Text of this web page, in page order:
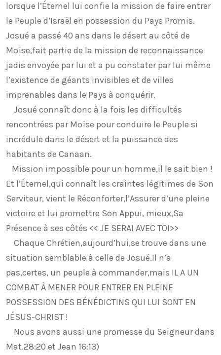
lorsque l’Éternel lui confie la mission de faire entrer
le Peuple d’Israël en possession du Pays Promis.
Josué a passé 40 ans dans le désert au côté de
Moïse,fait partie de la mission de reconnaissance
jadis envoyée par lui et a pu constater par lui même
l’existence de géants invisibles et de villes
imprenables dans le Pays à conquérir.
Josué connaît donc à la fois les difficultés
rencontrées par Moïse pour conduire le Peuple si
incrédule dans le désert et la puissance des
habitants de Canaan.
Mission impossible pour un homme,il le sait bien !
Et l’Éternel,qui connaît les craintes légitimes de Son
Serviteur, vient le Réconforter,l’Assurer d’une pleine
victoire et lui promettre Son Appui, mieux,Sa
Présence à ses côtés << JE SERAI AVEC TOI>>
Chaque Chrétien,aujourd’hui,se trouve dans une
situation semblable à celle de Josué.Il n’a
pas,certes, un peuple à commander,mais IL A UN
COMBAT À MENER POUR ENTRER EN PLEINE
POSSESSION DES BÉNÉDICTINS QUI LUI SONT EN
JÉSUS-CHRIST !
Nous avons aussi une promesse du Seigneur dans
Mat.28:20 et Jean 16:13)